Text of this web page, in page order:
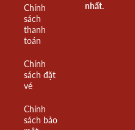
Chính
sách
thanh
toán
Chính
sách đặt
vé
Chính
sách bảo
nhất.